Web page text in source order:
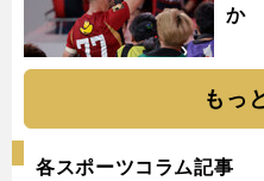
か
もっ
各スポーツコラム記事